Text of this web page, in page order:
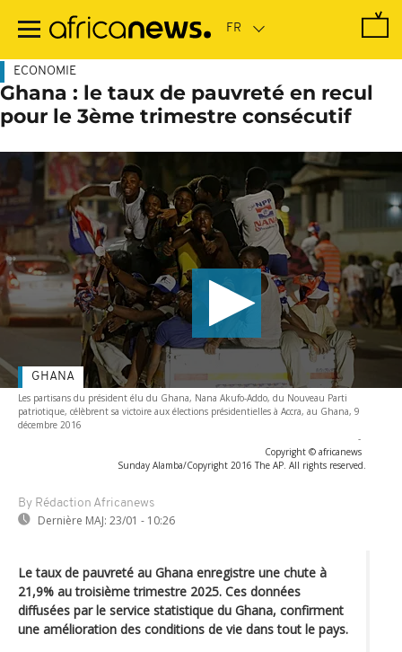
contenu
ECONOMIE
Ghana : le taux de pauvreté en recul
pour le 3ème trimestre consécutif
Les partisans du président élu du Ghana, Nana Akufo-Addo, du Nouveau Parti
patriotique, célèbrent sa victoire aux élections présidentielles à Accra, au Ghana, 9
décembre 2016
-
Copyright © africanews
Sunday Alamba/Copyright 2016 The AP. All rights reserved.
By Rédaction Africanews
Dernière MAJ: 23/01 - 10:26
GHANA
Le taux de pauvreté au Ghana enregistre une chute à
21,9% au troisième trimestre 2025. Ces données
diffusées par le service statistique du Ghana, confirment
une amélioration des conditions de vie dans tout le pays.